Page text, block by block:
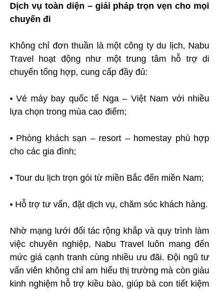
Dịch vụ toàn diện – giải pháp trọn vẹn cho mọi
chuyến đi
Không chỉ đơn thuần là một công ty du lịch, Nabu
Travel hoạt động như một trung tâm hỗ trợ di
chuyển tổng hợp, cung cấp đầy đủ:
• Vé máy bay quốc tế Nga – Việt Nam với nhiều
lựa chọn trong mùa cao điểm;
• Phòng khách sạn – resort – homestay phù hợp
cho các gia đình;
• Tour du lịch trọn gói từ miền Bắc đến miền Nam;
• Hỗ trợ tư vấn, đặt dịch vụ, chăm sóc khách hàng.
Nhờ mạng lưới đối tác rộng khắp và quy trình làm
việc chuyên nghiệp, Nabu Travel luôn mang đến
mức giá cạnh tranh cùng nhiều ưu đãi. Đội ngũ tư
vấn viên không chỉ am hiểu thị trường mà còn giàu
kinh nghiệm hỗ trợ kiều bào, giúp bà con tiết kiệm